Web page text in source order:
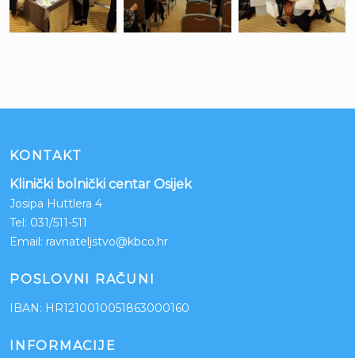
KONTAKT
Klinički bolnički centar Osijek
Josipa Huttlera 4
Tel: 031/511-511
Email: ravnateljstvo@kbco.hr
POSLOVNI RAČUNI
IBAN: HR1210010051863000160
INFORMACIJE